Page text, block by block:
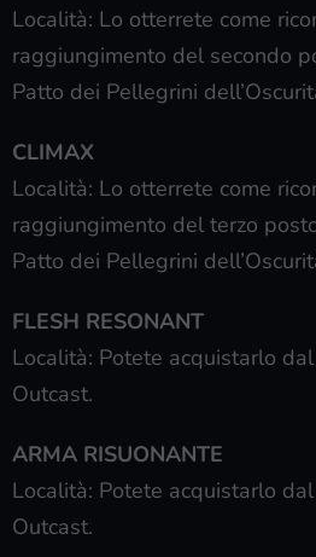
Località: Lo otterrete come
raggiungimento del secondo
Patto dei Pellegrini
CLIMAX
Località: Lo otterrete come
raggiungimento del terzo
Patto dei Pellegrini
FLESH RESONANT
Località: Potete acquistarlo
Outcast.
ARMA RISUONANTE
Località: Potete acquistarlo
Outcast.